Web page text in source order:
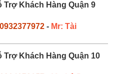
Trợ Khách Hàng Quận 9
0932377972 - Mr: Tài
Trợ Khách Hàng Quận 10